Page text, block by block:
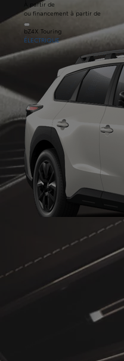
À partir de
ou financement à partir de
bZ4X Touring
ÉLECTRIQUE
À partir de
ou financement à partir de